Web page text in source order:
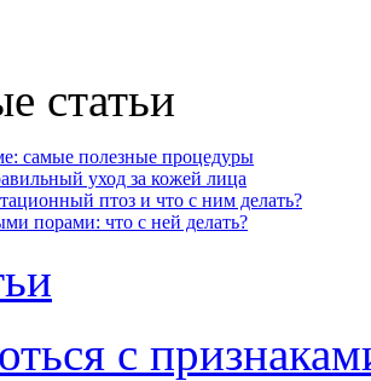
статьи
самые полезные процедуры
уход за кожей лица
птоз и что с ним делать?
порами: что с ней делать?
с